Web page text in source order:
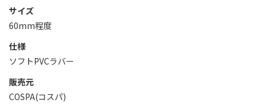
サイズ
60mm程度
仕様
ソフトPVCラバー
販売元
COSPA(コスパ)